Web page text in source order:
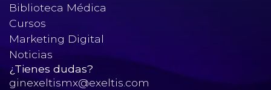
Biblioteca Médica
Cursos
Marketing Digital
Noticias
¿Tienes dudas?
ginexeltismx@exeltis.com